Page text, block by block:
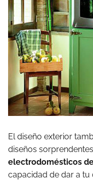
El diseño exterior
diseños
electrodomésticos
capacidad de dar a